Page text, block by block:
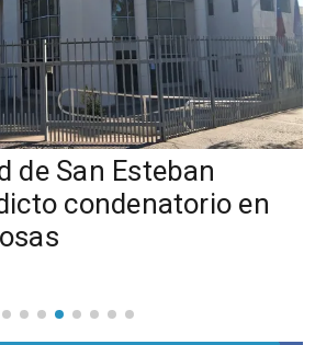
de San Esteban
condenatorio en